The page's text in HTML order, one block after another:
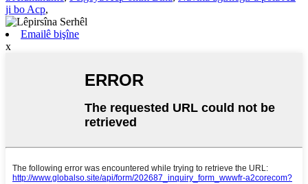
ji bo Acp,
Emailê bişîne
x